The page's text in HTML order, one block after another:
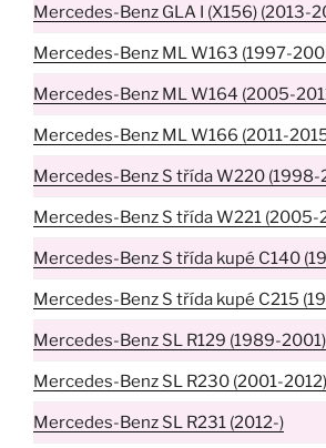
Mercedes-Benz GLA I (X156) (2013-
Mercedes-Benz ML W163 (1997-
Mercedes-Benz ML W164 (2005-
Mercedes-Benz ML W166 (2011-
Mercedes-Benz S třída W220
Mercedes-Benz S třída W221 (2005-
Mercedes-Benz S třída kupé C140
Mercedes-Benz S třída kupé C215
Mercedes-Benz SL R129 (1989-2001)
Mercedes-Benz SL R230 (2001-2012)
Mercedes-Benz SL R231 (2012-)